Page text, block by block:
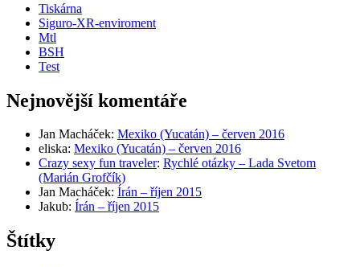
Tiskárna
Siguro-XR-enviroment
Mtl
BSH
Test
Nejnovější komentáře
Jan Macháček: Mexiko (Yucatán) – červen 2016
eliska: Mexiko (Yucatán) – červen 2016
Crazy sexy fun traveler: Rychlé otázky – Lada Svetom
(Marián Grofčík)
Jan Macháček: Írán – říjen 2015
Jakub: Írán – říjen 2015
Štítky